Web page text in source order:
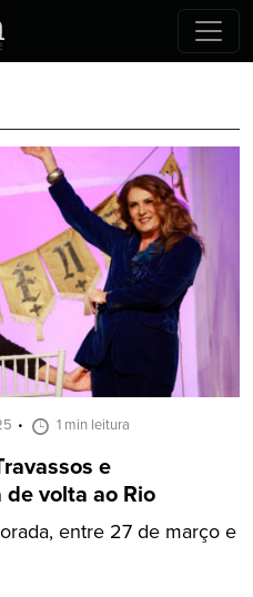
1 min leitura
e
volta ao Rio
entre 27 de março e